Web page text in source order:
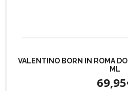
VALENTINO BORN IN ROMA
ML